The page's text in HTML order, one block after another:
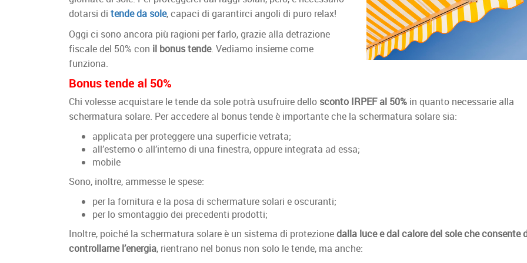
dotarsi di tende da sole, capaci di garantirci angoli di puro relax!
Oggi ci sono ancora più ragioni per farlo, grazie alla detrazione
fiscale del 50% con il bonus tende. Vediamo insieme come
funziona.
Bonus tende al 50%
Chi volesse acquistare le tende da sole potrà usufruire dello sconto IRPEF al 50% in quanto necessarie alla
schermatura solare. Per accedere al bonus tende è importante che la schermatura solare sia:
applicata per proteggere una superficie vetrata;
all’esterno o all’interno di una finestra, oppure integrata ad essa;
mobile
Sono, inoltre, ammesse le spese:
per la fornitura e la posa di schermature solari e oscuranti;
per lo smontaggio dei precedenti prodotti;
Inoltre, poiché la schermatura solare è un sistema di protezionedalla luce e dal calore del sole che consente
controllarne l’energia, rientrano nel bonus non solo le tende, ma anche: